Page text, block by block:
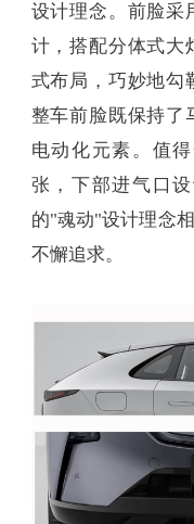
设计理念。前脸采
计，搭配分体式大
式布局，巧妙地勾
整车前脸既保持了
电动化元素。值
张，下部进气口
的"魂动"设计理念
不懈追求。